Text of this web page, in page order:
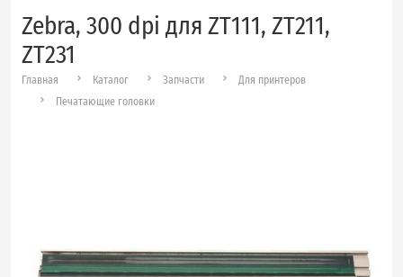
Zebra, 300 dpi для ZT111, ZT211,
ZT231
Главная Каталог Запчасти
Для принтеров
Печатающие головки